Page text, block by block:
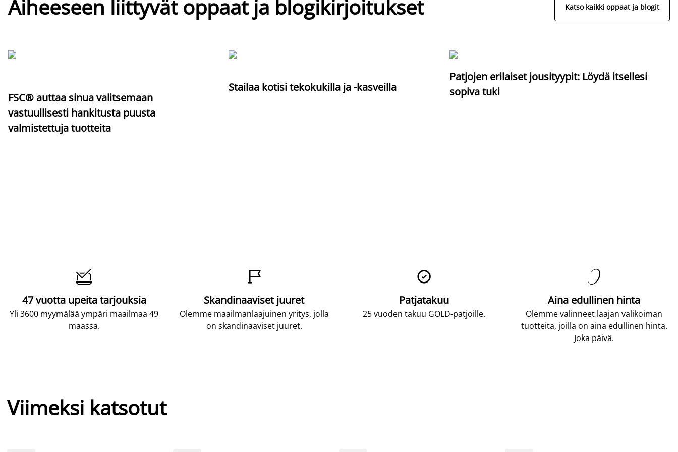
Aiheeseen liittyvät oppaat ja blogikirjoitukset Katso kaikki oppaat ja blogit
FSC® auttaa sinua valitsemaan
vastuullisesti hankitusta puusta
valmistettuja tuotteita
Stailaa kotisi tekokukilla ja -kasveilla
Patjojen erilaiset jousityypit: Löydä itsellesi
sopiva tuki

47 vuotta upeita tarjouksia
Yli 3600 myymälää ympäri maailmaa 49
maassa.

Skandinaaviset juuret
Olemme maailmanlaajuinen yritys, jolla
on skandinaaviset juuret.

Patjatakuu
25 vuoden takuu GOLD-patjoille.

Aina edullinen hinta
Olemme valinneet laajan valikoiman
tuotteita, joilla on aina edullinen hinta.
Joka päivä.
Viimeksi katsotut